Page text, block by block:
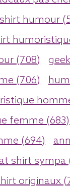
humour
(708)
(706)
femme (683)
(694)
shirt sympa
originaux